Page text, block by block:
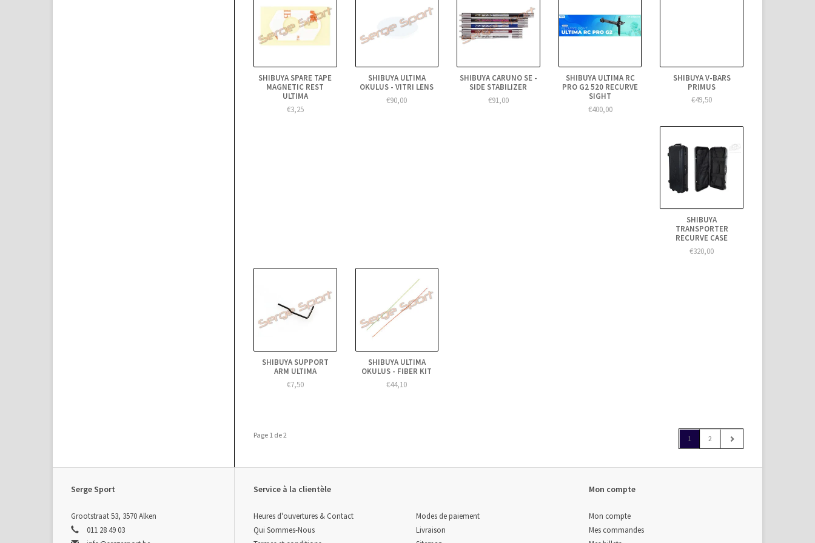
SHIBUYA SPARE TAPE
MAGNETIC REST
ULTIMA
€3,25
SHIBUYA ULTIMA
OKULUS - VITRI LENS
€90,00
SHIBUYA CARUNO SE -
SIDE STABILIZER
€91,00
SHIBUYA ULTIMA RC
PRO G2 520 RECURVE
SIGHT
€400,00
SHIBUYA V-BARS
PRIMUS
€49,50
SHIBUYA
TRANSPORTER
RECURVE CASE
€320,00
SHIBUYA SUPPORT
ARM ULTIMA
€7,50
SHIBUYA ULTIMA
OKULUS - FIBER KIT
€44,10
Page 1 de 2 1 2
Serge Sport
Grootstraat 53, 3570 Alken
011 28 49 03
Service à la clientèle
Heures d'ouvertures & Contact
Qui Sommes-Nous
Modes de paiement
Livraison
Mon compte
Mon compte
Mes commandes